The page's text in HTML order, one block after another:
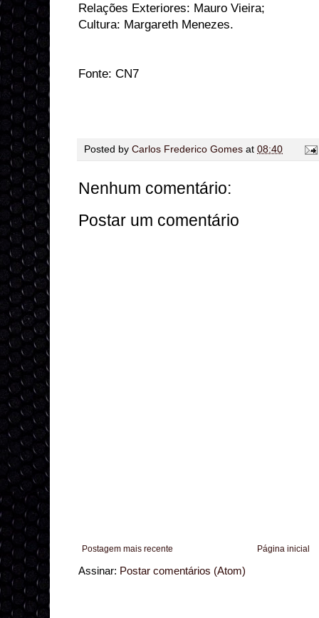
Relações Exteriores: Mauro Vieira;
Cultura: Margareth Menezes.
Fonte: CN7
Posted by Carlos Frederico Gomes at 08:40
Nenhum comentário:
Postar um comentário
Postagem mais recente Página inicial
Assinar: Postar comentários (Atom)